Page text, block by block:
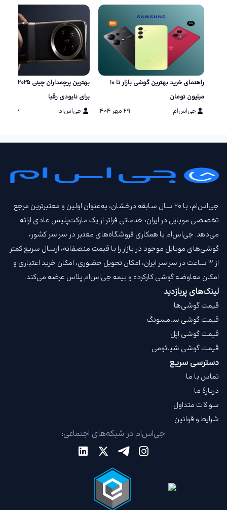
راهنمای خرید بهترین گوشی بازار تا ۱۰
میلیون تومان
جی‌اس‌ام
۲۹ مهر ۱۴۰۴
برای نابودی رقبا
جی‌اس‌ام
۱۳ مرداد ۱۴۰۴
جی‌اس‌ام، با ۲۰ سال سابقه درخشان، به‌عنوان اولین و معتبرترین مرجع
تخصصی موبایل در ایران، خدماتی فراتر از یک مارکت‌پلیس عادی ارائه
می‌دهد. جی‌اس‌ام با همکاری فروشگاه‌های معتبر در سراسر کشور،
گوشی‌های موبایل موجود در بازار را با قیمت‌ منصفانه، ارسال سریع کمتر
از ۳ ساعت در سراسر ایران، امکان تحویل حضوری، امکان خرید اعتباری و
امکان معاوضه گوشی کارکرده و بیمه جی‌اس‌ام‌ پلاس عرضه می‌کند.
لینک‌های پربازدید
قیمت گوشی‌ها
قیمت گوشی سامسونگ
قیمت گوشی اپل
قیمت گوشی شیائومی
دسترسی سریع
تماس با ما
دربارهٔ ما
سوالات متداول
شرایط و قوانین
جی‌اس‌ام در شبکه‌های اجتماعی: